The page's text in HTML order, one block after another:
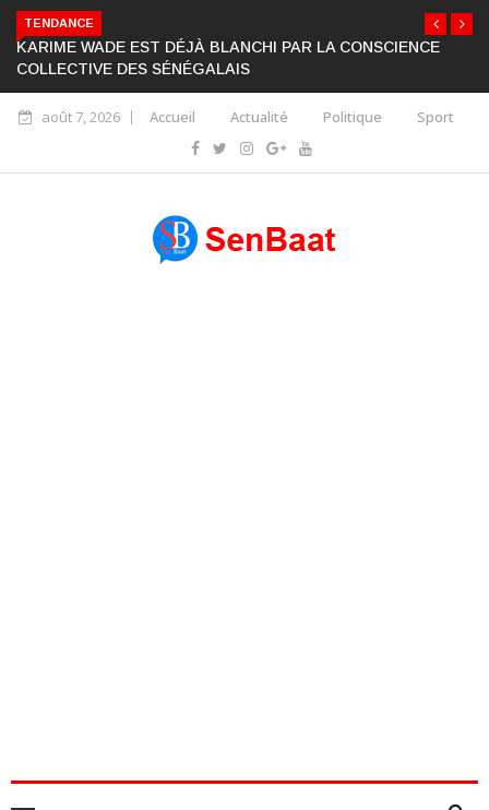
TENDANCE
KARIME WADE EST DÉJÀ BLANCHI PAR LA CONSCIENCE
COLLECTIVE DES SÉNÉGALAIS
août 7, 2026 Accueil Actualité Politique Sport